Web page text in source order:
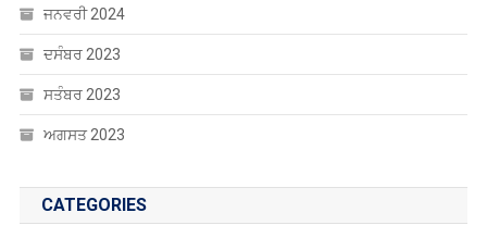
ਜਨਵਰੀ 2024
ਦਸੰਬਰ 2023
ਸਤੰਬਰ 2023
ਅਗਸਤ 2023
CATEGORIES